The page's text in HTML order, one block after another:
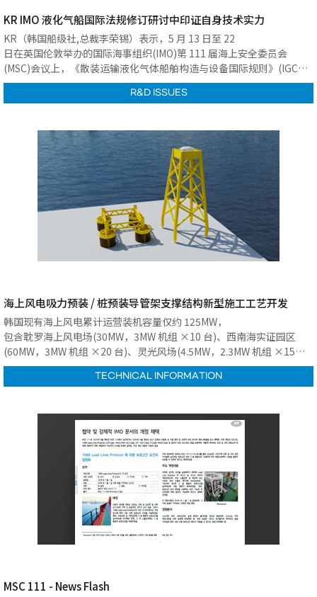
KR IMO 液化气船国际法规修订研讨中印证自身技术实力
KR（韩国船级社,总裁李荣锡）表示，5 月 13 日至 22
日在英国伦敦举办的国际海事组织(IMO)第 111 届海上安全委员会
(MSC)会议上，《散装运输液化气体船舶构造与设备国际规则》(IGC
Code)修订案获得最终批准，KR
提出的多项核心技术诉求均被写入修订条文。
R&D ISSUES
海上风电吸力预装 / 桩预装导管架支撑结构新型施工工艺开发
韩国现有海上风电累计运营装机容量仅约 125MW，
包含耽罗海上风电场(30MW，3MW 机组 ×10 台)、西南海实证园区
(60MW，3MW 机组 ×20 台)、灵光风场(4.5MW，2.3MW 机组 ×15
台)；但目前在建待开发项目总规模达 18.8GW，国家规划目标为 2030
年建成 12GW 海上风电装机.TECHNICAL INFORMATION
MSC 111 - News Flash